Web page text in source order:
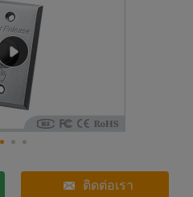
ติดต่อเรา